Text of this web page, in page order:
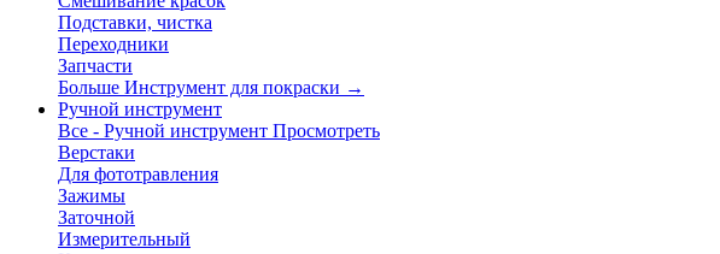
Подставки, чистка
Переходники
Запчасти
Больше Инструмент для покраски →
Ручной инструмент
Все - Ручной инструмент Просмотреть
Верстаки
Для фототравления
Зажимы
Заточной
Измерительный